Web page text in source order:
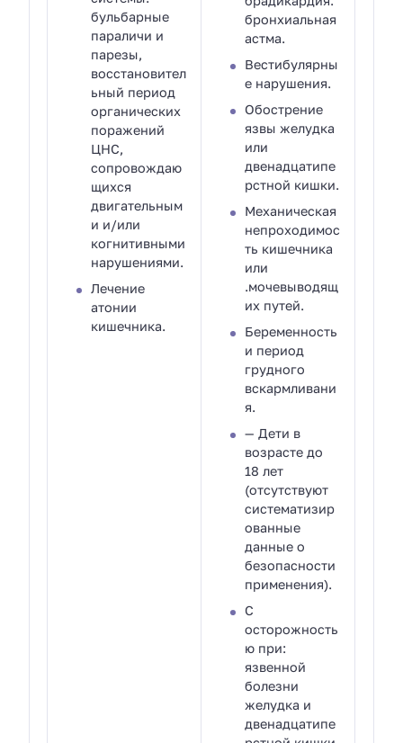
бульбарные
параличи и
парезы,
восстановител
ьный период
органических
поражений
ЦНС,
сопровождаю
щихся
двигательным
и и/или
когнитивными
нарушениями.
Лечение
атонии
кишечника.
бронхиальная
астма.
Вестибулярны
е нарушения.
Обострение
язвы желудка
или
двенадцатипе
рстной кишки.
Механическая
непроходимос
ть кишечника
или
.мочевыводящ
их путей.
Беременность
и период
грудного
вскармливани
я.
— Дети в
возрасте до
18 лет
(отсутствуют
систематизир
ованные
данные о
безопасности
применения).
С
осторожность
ю при:
язвенной
болезни
желудка и
двенадцатипе